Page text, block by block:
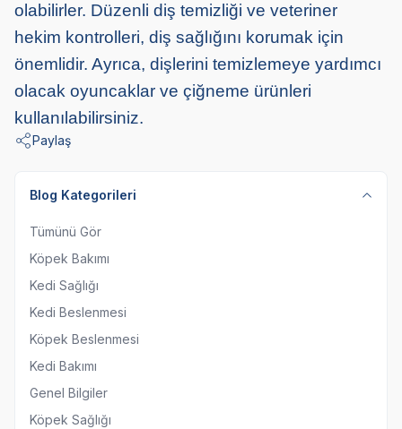
olabilirler. Düzenli diş temizliği ve veteriner
hekim kontrolleri, diş sağlığını korumak için
önemlidir. Ayrıca, dişlerini temizlemeye yardımcı
olacak oyuncaklar ve çiğneme ürünleri
kullanılabilirsiniz.
Paylaş
Blog Kategorileri
Tümünü Gör
Köpek Bakımı
Kedi Sağlığı
Kedi Beslenmesi
Köpek Beslenmesi
Kedi Bakımı
Genel Bilgiler
Köpek Sağlığı